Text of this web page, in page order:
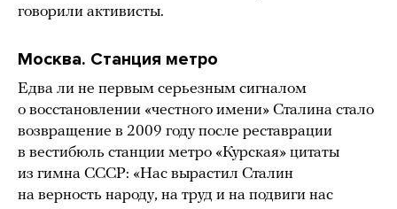
говорили активисты.
Москва. Станция метро
Едва ли не первым серьезным сигналом
о восстановлении «честного имени» Сталина стало
возвращение в 2009 году после реставрации
в вестибюль станции метро «Курская» цитаты
из гимна СССР: «Нас вырастил Сталин
на верность народу, на труд и на подвиги нас